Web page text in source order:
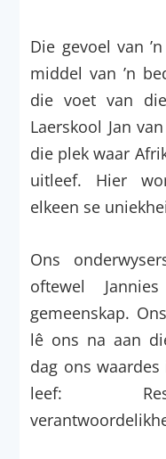
Die gevoel van
middel van ’n
die voet van
Laerskool Jan
die plek waar
uitleef. Hier
elkeen se
Ons
oftewel
gemeenskap.
lê ons na aan
dag ons
leef: